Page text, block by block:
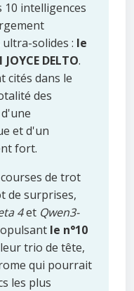
10 intelligences
solides : le
JOYCE DELTO.
cités dans le
des
et d'un
fort.
de trot
de surprises,
4et Qwen3-
le n°10
trio de tête,
qui pourrait
les plus